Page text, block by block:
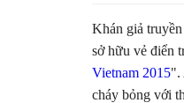
Khán giả
sở hữu vẻ điển
Vietnam 2015".
cháy bỏng với